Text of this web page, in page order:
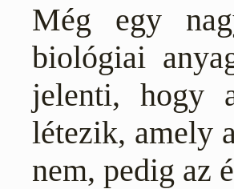
Még egy
biológiai
jelenti, hogy
létezik, amely
nem, pedig az